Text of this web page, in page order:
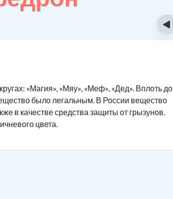
«Магия», «Мяу», «Меф», «Дед». Вплоть до
было легальным. В России вещество
в качестве средства защиты от грызунов.
цвета.
‹